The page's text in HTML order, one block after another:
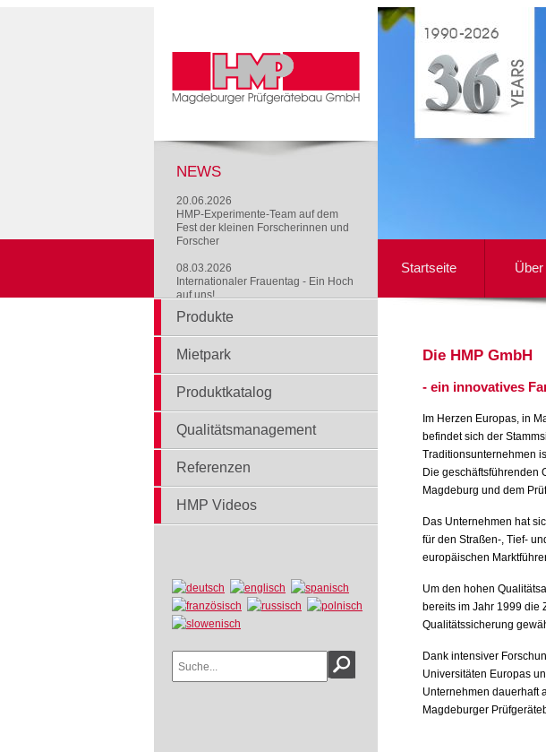
NEWS
20.06.2026
HMP-Experimente-Team auf dem
Fest der kleinen Forscherinnen und
Forscher
08.03.2026
Internationaler Frauentag - Ein Hoch
auf uns!
Startseite
Produkte
Mietpark
Produktkatalog
Qualitätsmanagement
Referenzen
HMP Videos
Die HMP GmbH
- ein innovatives
Im Herzen Europas, in
befindet sich der
Traditionsunternehmen
Die geschäftsführenden
Magdeburg und dem
Das Unternehmen hat
für den Straßen-, Tief-
europäischen
Um den hohen
bereits im Jahr 1999 die
Qualitätssicherung
Dank intensiver
Universitäten Europas
Unternehmen dauerhaft
Magdeburger